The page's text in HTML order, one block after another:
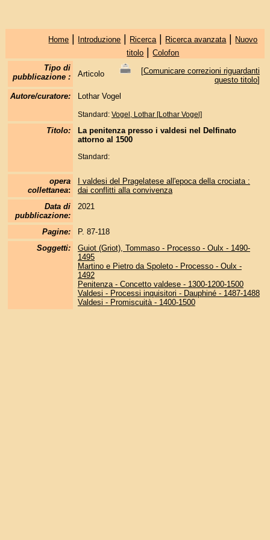
Home | Introduzione | Ricerca | Ricerca avanzata | Nuovo
titolo |Colofon
Tipo di
pubblicazione :
Articolo [Comunicare correzioni riguardanti
questo titolo]
Autore/curatore:
Lothar Vogel
Standard: Vogel, Lothar [Lothar Vogel]
Titolo:
La penitenza presso i valdesi nel Delfinato
attorno al 1500
Standard:
opera
collettanea:
I valdesi del Pragelatese all'epoca della crociata :
dai conflitti alla convivenza
Data di
pubblicazione:
2021
Pagine:
P. 87-118
Soggetti:
Guiot (Griot), Tommaso - Processo - Oulx - 1490-
1495
Martino e Pietro da Spoleto - Processo - Oulx -
1492
Penitenza - Concetto valdese - 1300-1200-1500
Valdesi - Processi inquisitori - Dauphiné - 1487-1488
Valdesi - Promiscuità - 1400-1500